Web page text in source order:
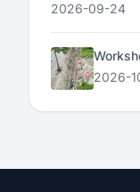
2026-09-24
2026-